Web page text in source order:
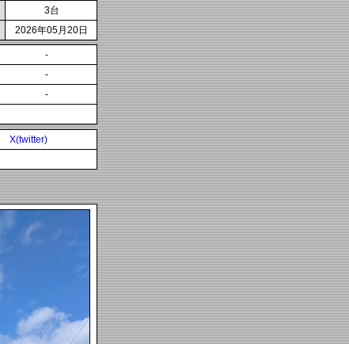
3台
2026年05月20日
-
-
-
X(twitter)